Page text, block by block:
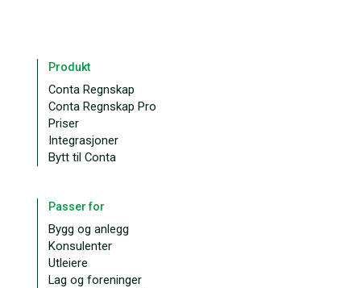
Produkt
Conta Regnskap
Conta Regnskap Pro
Priser
Integrasjoner
Bytt til Conta
Passer for
Bygg og anlegg
Konsulenter
Utleiere
Lag og foreninger